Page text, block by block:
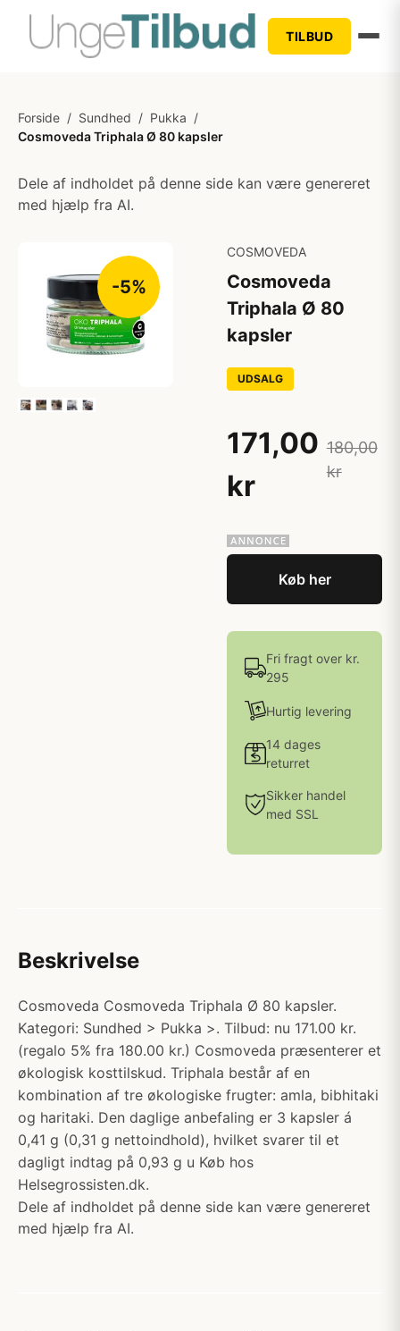
TILBUD
Forside / Sundhed / Pukka /
Cosmoveda Triphala Ø 80 kapsler
Dele af indholdet på denne side kan være genereret
med hjælp fra AI.
-5%
COSMOVEDA
Cosmoveda
Triphala Ø 80
kapsler
UDSALG
171,00
kr
180,00
kr
Køb her
Fri fragt over kr.
295
Hurtig levering
14 dages
returret
Sikker handel
med SSL
Beskrivelse
Cosmoveda Cosmoveda Triphala Ø 80 kapsler.
Kategori: Sundhed > Pukka >. Tilbud: nu 171.00 kr.
(regalo 5% fra 180.00 kr.) Cosmoveda præsenterer et
økologisk kosttilskud. Triphala består af en
kombination af tre økologiske frugter: amla, bibhitaki
og haritaki. Den daglige anbefaling er 3 kapsler á
0,41 g (0,31 g nettoindhold), hvilket svarer til et
dagligt indtag på 0,93 g u Køb hos
Helsegrossisten.dk.
Dele af indholdet på denne side kan være genereret
med hjælp fra AI.